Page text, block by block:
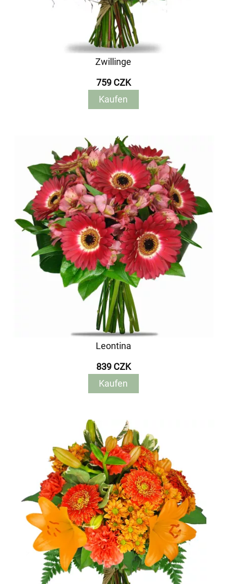
Zwillinge
759 CZK
Kaufen
Leontina
839 CZK
Kaufen